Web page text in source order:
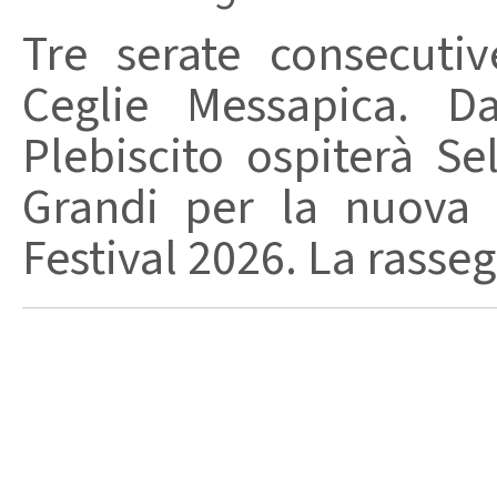
Tre serate
Ceglie Messapica.
Plebiscito ospiterà
Grandi per la
Festival 2026. La